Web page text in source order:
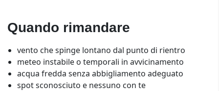
Quando rimandare
vento che spinge lontano dal punto di rientro
meteo instabile o temporali in avvicinamento
acqua fredda senza abbigliamento adeguato
spot sconosciuto e nessuno con te